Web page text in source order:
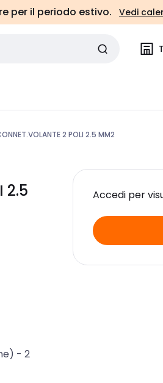
per il periodo estivo. Vedi
2 POLI 2.5 MM2
2.5
Accedi per
- 2